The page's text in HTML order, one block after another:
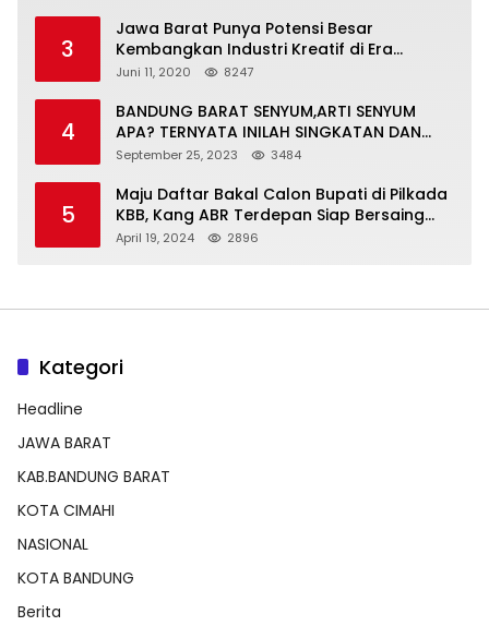
3
Jawa Barat Punya Potensi Besar
Kembangkan Industri Kreatif di Era
Normal Baru
Juni 11, 2020 8247
4
BANDUNG BARAT SENYUM,ARTI SENYUM
APA? TERNYATA INILAH SINGKATAN DAN
MAKNANYA
September 25, 2023 3484
5
Maju Daftar Bakal Calon Bupati di Pilkada
KBB, Kang ABR Terdepan Siap Bersaing
Dengan Balon Lainnya
April 19, 2024 2896
Kategori
Headline
JAWA BARAT
KAB.BANDUNG BARAT
KOTA CIMAHI
NASIONAL
KOTA BANDUNG
Berita